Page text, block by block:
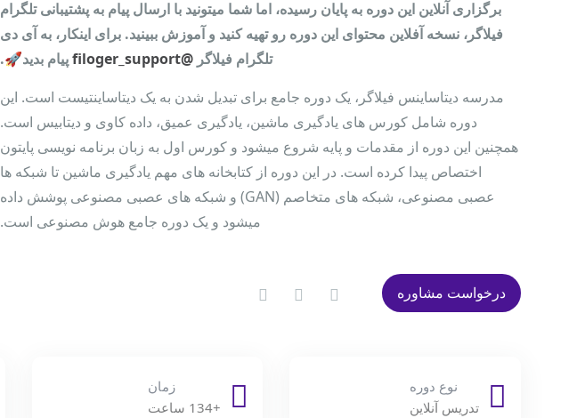
برگزاری آنلاین این دوره به پایان رسیده، اما شما میتونید با ارسال پیام به پشتیبانی تلگرام
فیلاگر، نسخه آفلاین محتوای این دوره رو تهیه کنید و آموزش ببینید. برای اینکار، به آی دی
تلگرام فیلاگر @filoger_support
پیام بدید🚀.
مدرسه دیتاساینس فیلاگر، یک دوره جامع برای تبدیل شدن به یک دیتاساینتیست است. این
دوره شامل کورس های یادگیری ماشین، یادگیری عمیق، داده کاوی و دیتابیس است.
همچنین این دوره از مقدمات و پایه شروع میشود و کورس اول به زبان برنامه نویسی پایتون
اختصاص پیدا کرده است. در این دوره از کتابخانه های مهم یادگیری ماشین تا شبکه ها
عصبی مصنوعی، شبکه های متخاصم (GAN) و شبکه های عصبی مصنوعی پوشش داده
میشود و یک دوره جامع هوش مصنوعی است.
درخواست مشاوره
نوع دوره
تدریس آنلاین
زمان
+134 ساعت